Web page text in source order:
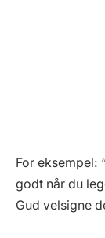
For eksempel:
godt når du
Gud velsigne